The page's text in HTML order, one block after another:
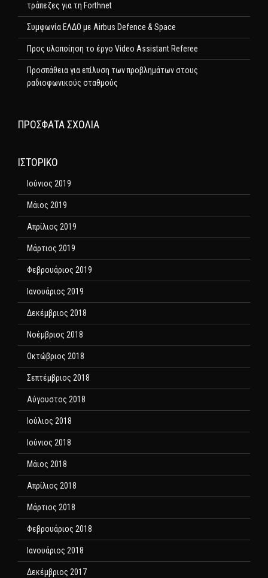
τράπεζες για τη Forthnet
Συμφωνία ΕΛΔΟ με Airbus Defence & Space
Προς υλοποίηση το έργο Video Assistant Referee
Προσπάθεια για επίλυση των προβλημάτων στους
ραδιοφωνικούς σταθμούς
ΠΡΌΣΦΑΤΑ ΣΧΌΛΙΑ
ΙΣΤΟΡΙΚΌ
Ιούνιος 2019
Μάιος 2019
Απρίλιος 2019
Μάρτιος 2019
Φεβρουάριος 2019
Ιανουάριος 2019
Δεκέμβριος 2018
Νοέμβριος 2018
Οκτώβριος 2018
Σεπτέμβριος 2018
Αύγουστος 2018
Ιούλιος 2018
Ιούνιος 2018
Μάιος 2018
Απρίλιος 2018
Μάρτιος 2018
Φεβρουάριος 2018
Ιανουάριος 2018
Δεκέμβριος 2017